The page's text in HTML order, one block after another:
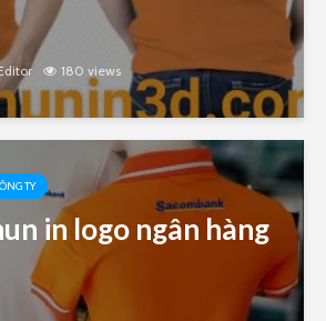
180 views
TY
in logo ngân hàng